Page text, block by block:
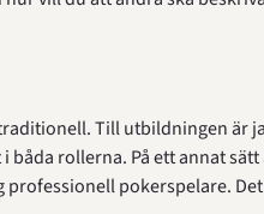
Till utbildningen är
rollerna. På ett annat sätt
pokerspelare.